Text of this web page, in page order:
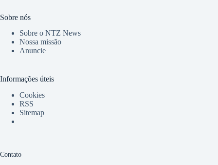
Sobre nós
Sobre o NTZ News
Nossa missão
Anuncie
Informações úteis
Cookies
RSS
Sitemap
Contato